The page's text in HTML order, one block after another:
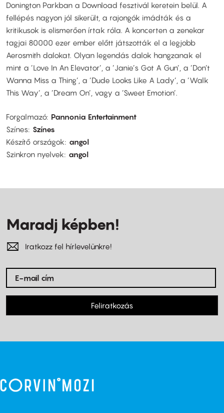
Donington Parkban a Download fesztivál keretein belül. A
fellépés nagyon jól sikerült, a rajongók imádták és a
kritikusok is elismerően írtak róla. A koncerten a zenekar
tagjai 80000 ezer ember előtt játszották el a legjobb
Aerosmith dalokat. Olyan legendás dalok hangzanak el
mint a ’Love In An Elevator’, a ’Janie’s Got A Gun’, a ’Don’t
Wanna Miss a Thing’, a ’Dude Looks Like A Lady’, a ’Walk
This Way’, a ’Dream On’, vagy a ’Sweet Emotion’.
Forgalmazó Pannonia Entertainment
Színes Színes
Készítő országok
angol
Szinkron nyelvek
angol
Maradj képben!
Iratkozz fel hírlevelünkre!
Feliratkozás